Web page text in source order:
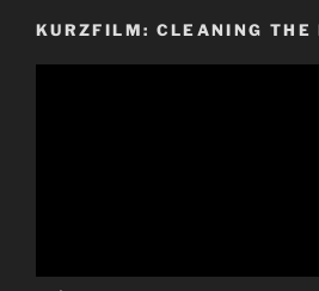
KURZFILM: CLEANING THE